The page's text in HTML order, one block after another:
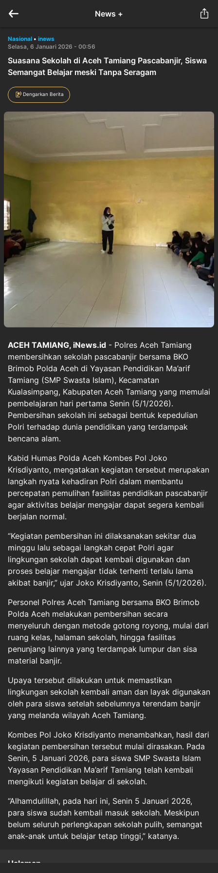
News +
Nasional • inews
Selasa, 6 Januari 2026 - 00:56
Suasana Sekolah di Aceh Tamiang Pascabanjir, Siswa
Semangat Belajar meski Tanpa Seragam
Dengarkan Berita
ACEH TAMIANG, iNews.id - Polres Aceh Tamiang
membersihkan sekolah pascabanjir bersama BKO
Brimob Polda Aceh di Yayasan Pendidikan Ma’arif
Tamiang (SMP Swasta Islam), Kecamatan
Kualasimpang, Kabupaten Aceh Tamiang yang memulai
pembelajaran hari pertama Senin (5/1/2026).
Pembersihan sekolah ini sebagai bentuk kepedulian
Polri terhadap dunia pendidikan yang terdampak
bencana alam.
Kabid Humas Polda Aceh Kombes Pol Joko
Krisdiyanto, mengatakan kegiatan tersebut merupakan
langkah nyata kehadiran Polri dalam membantu
percepatan pemulihan fasilitas pendidikan pascabanjir
agar aktivitas belajar mengajar dapat segera kembali
berjalan normal.
“Kegiatan pembersihan ini dilaksanakan sekitar dua
minggu lalu sebagai langkah cepat Polri agar
lingkungan sekolah dapat kembali digunakan dan
proses belajar mengajar tidak terhenti terlalu lama
akibat banjir,” ujar Joko Krisdiyanto, Senin (5/1/2026).
Personel Polres Aceh Tamiang bersama BKO Brimob
Polda Aceh melakukan pembersihan secara
menyeluruh dengan metode gotong royong, mulai dari
ruang kelas, halaman sekolah, hingga fasilitas
penunjang lainnya yang terdampak lumpur dan sisa
material banjir.
Upaya tersebut dilakukan untuk memastikan
lingkungan sekolah kembali aman dan layak digunakan
oleh para siswa setelah sebelumnya terendam banjir
yang melanda wilayah Aceh Tamiang.
Kombes Pol Joko Krisdiyanto menambahkan, hasil dari
kegiatan pembersihan tersebut mulai dirasakan. Pada
Senin, 5 Januari 2026, para siswa SMP Swasta Islam
Yayasan Pendidikan Ma’arif Tamiang telah kembali
mengikuti kegiatan belajar di sekolah.
“Alhamdulillah, pada hari ini, Senin 5 Januari 2026,
para siswa sudah kembali masuk sekolah. Meskipun
belum seluruh perlengkapan sekolah pulih, semangat
anak-anak untuk belajar tetap tinggi,” katanya.
Halaman